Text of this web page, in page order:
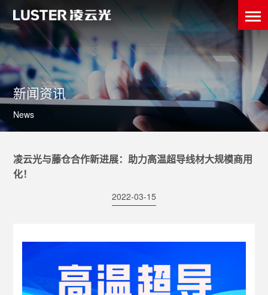
新闻资讯
News
凌云光与藤仓合作新进展：助力高温超导线材大规模商用
化！
2022-03-15